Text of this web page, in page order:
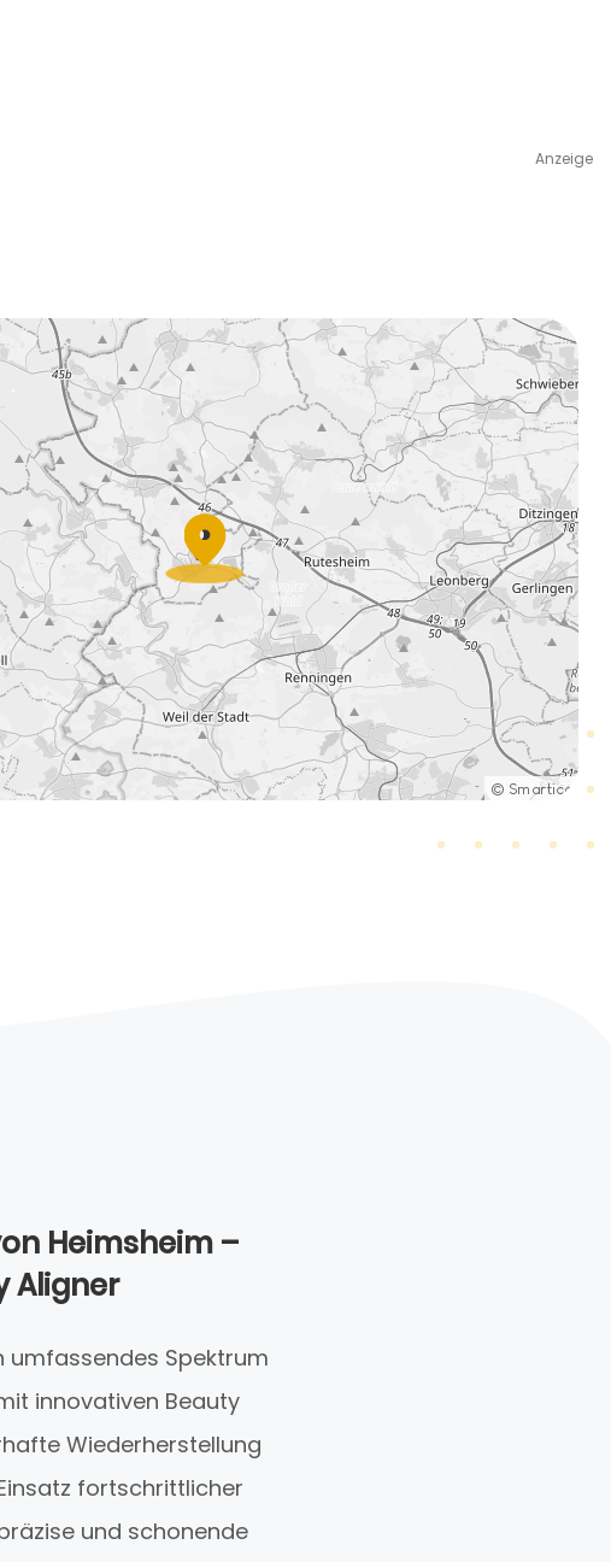
Anzeige
Heimsheim –
Aligner
umfassendes Spektrum
innovativen Beauty
Wiederherstellung
fortschrittlicher
und schonende